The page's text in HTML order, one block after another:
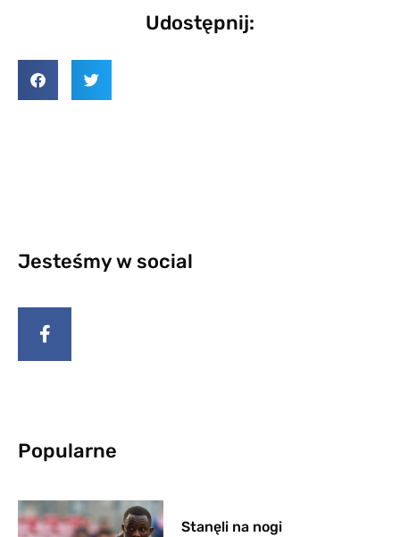
Udostępnij:
Jesteśmy w social
Popularne
Stanęli na nogi